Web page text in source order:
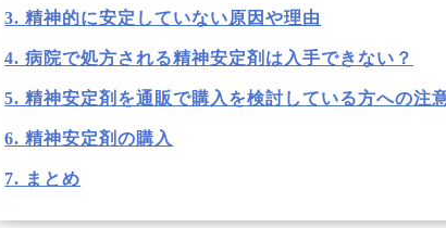
3. 精神的に安定していない原因や理由
4. 病院で処方される精神安定剤は入手できない？
5. 精神安定剤を通販で購入を検討している方への注
6. 精神安定剤の購入
7. まとめ